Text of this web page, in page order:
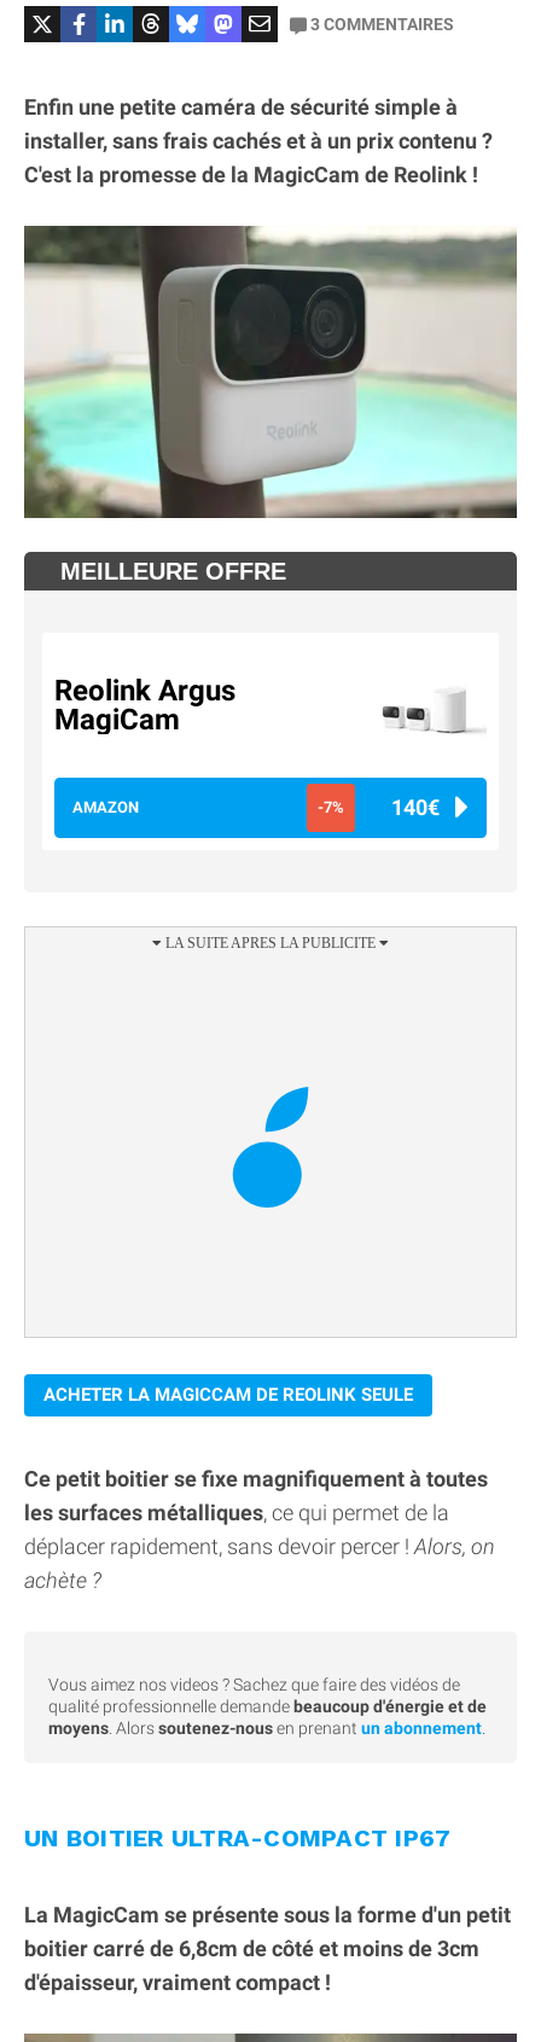
3COMMENTAIRES
Enfin une petite caméra de sécurité simple à
installer, sans frais cachés et à un prix contenu ?
C'est la promesse de la MagicCam de Reolink !
MEILLEURE OFFRE
Reolink Argus
MagiCam
AMAZON -7% 140€
ACHETER LA MAGICCAM DE REOLINK SEULE
Ce petit boitier se fixe magnifiquement à toutes
les surfaces métalliques, ce qui permet de la
déplacer rapidement, sans devoir percer ! Alors, on
achète ?
Vous aimez nos videos ? Sachez que faire des vidéos de
qualité professionnelle demande beaucoup d'énergie et de
moyens . Alorssoutenez-nousen prenant un abonnement
UN BOITIER ULTRA-COMPACT IP67
La MagicCam se présente sous la forme d'un petit
boitier carré de 6,8cm de côté et moins de 3cm
d'épaisseur, vraiment compact !